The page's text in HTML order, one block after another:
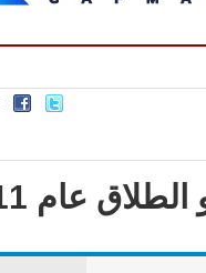
عام 2011